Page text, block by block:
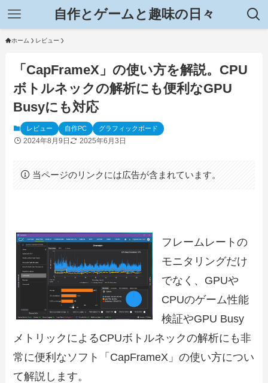
自作とゲームと趣味の日々
ホーム レビュー
「CapFrameX」の使い方を解説。CPU
ボトルネックの解析にも便利なGPU
Busyにも対応
レビュー 自作PC グラフィックボード
2024年8月9日 2025年6月3日
当ページのリンクには広告が含まれています。
フレームレートの
モニタリングだけ
でなく、GPUや
CPUのゲーム性能
検証やGPU Busy
メトリックによるCPUボトルネックの解析にも非
常に便利なソフト「CapFrameX」の使い方につい
て解説します。